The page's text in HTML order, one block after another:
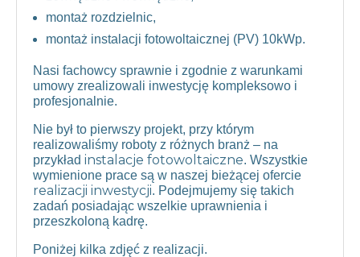
montaż rozdzielnic,
montaż instalacji fotowoltaicznej (PV) 10kWp.
Nasi fachowcy sprawnie i zgodnie z warunkami
umowy zrealizowali inwestycję kompleksowo i
profesjonalnie.
Nie był to pierwszy projekt, przy którym
realizowaliśmy roboty z różnych branż – na
przykład instalacje fotowoltaiczne. Wszystkie
wymienione prace są w naszej bieżącej ofercie
realizacji inwestycji. Podejmujemy się takich
zadań posiadając wszelkie uprawnienia i
przeszkoloną kadrę.
Poniżej kilka zdjęć z realizacji.